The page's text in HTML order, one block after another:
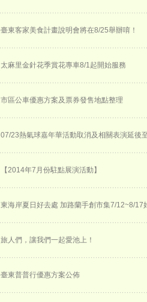
臺東客家美食計畫說明會將在8/25舉辦唷！
太麻里金針花季賞花專車8/1起開始服務
市區公車優惠方案及票券發售地點整理
07/23熱氣球嘉年華活動取消及相關表演延後
【2014年7月份駐點展演活動】
東海岸夏日好去處 加路蘭手創市集7/12~8/17
旅人們，讓我們一起愛池上！
臺東普普行優惠方案公佈